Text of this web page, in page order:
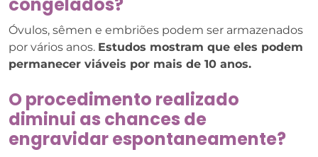
Óvulos, sêmen e embriões podem ser armazenados
por vários anos. Estudos mostram que eles podem
permanecer viáveis por mais de 10 anos.
O procedimento realizado
diminui as chances de
engravidar espontaneamente?